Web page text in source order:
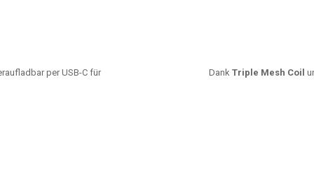
per USB-C für Dank Triple Mesh Coil